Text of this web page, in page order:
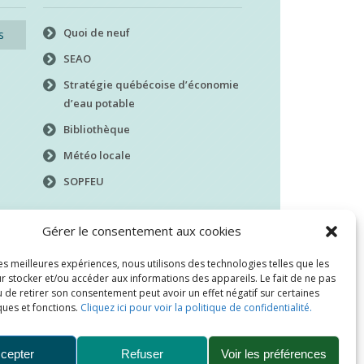
Gérer le consentement aux cookies
meilleures expériences, nous utilisons des technologies telles que les
stocker et/ou accéder aux informations des appareils. Le fait de ne pas
de retirer son consentement peut avoir un effet négatif sur certaines
et fonctions. Cliquez ici pour voir la politique de confidentialité.
Refuser Voir les préférences
Quoi de neuf
SEAO
Stratégie québécoise d’économie
d’eau potable
Bibliothèque
Météo locale
SOPFEU